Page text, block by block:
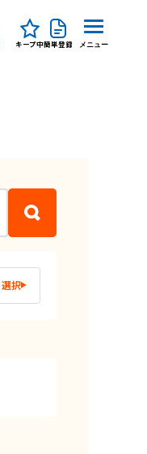
キープ中簡単登録 メニュー
選択